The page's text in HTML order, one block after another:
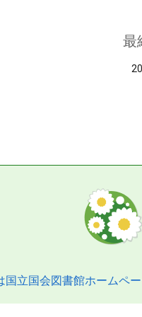
最
国立国会図書館ホームペ